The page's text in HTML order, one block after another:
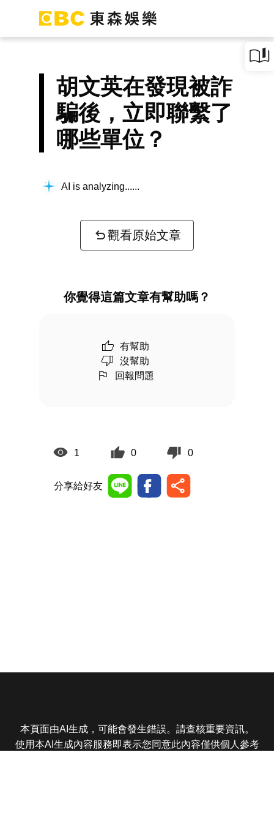
胡文英在發現被詐
騙後，立即聯繫了
哪些單位？
AI is analyzing...
觀看原始文章
你覺得這篇文章有幫助嗎？
有幫助
沒幫助
回報問題
1 0 0
分享給好友
本頁面由AI生成，可能會發生錯誤。請查核重要資訊。
使用本AI生成內容服務即表示您同意此內容僅供個人參考